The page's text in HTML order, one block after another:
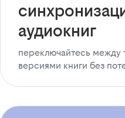
аудиокниг
переключайтесь между
версиями книги без